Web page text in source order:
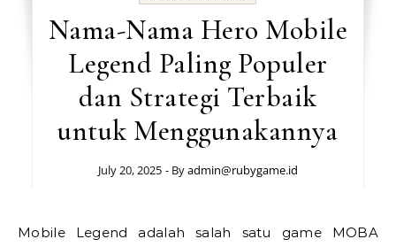
Nama-Nama Hero Mobile
Legend Paling Populer
dan Strategi Terbaik
untuk Menggunakannya
July 20, 2025 - Byadmin@rubygame.id
Mobile Legend adalah salah satu game MOBA